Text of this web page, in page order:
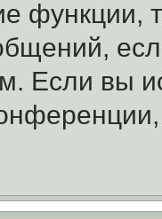
функции,
Если вы